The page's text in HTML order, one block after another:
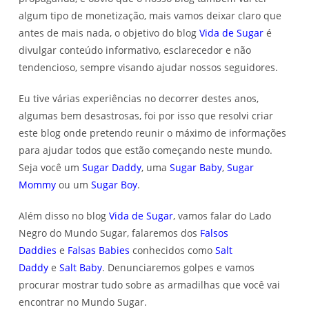
algum tipo de monetização, mais vamos deixar claro que
antes de mais nada, o objetivo do blogVida de Sugar é
divulgar conteúdo informativo, esclarecedor e não
tendencioso, sempre visando ajudar nossos seguidores.
Eu tive várias experiências no decorrer destes anos,
algumas bem desastrosas, foi por isso que resolvi criar
este blog onde pretendo reunir o máximo de informações
para ajudar todos que estão começando neste mundo.
Seja você umSugar Daddy, umaSugar Baby,Sugar
Mommy ou umSugar Boy.
Além disso no blogVida de Sugar, vamos falar do Lado
Negro do Mundo Sugar, falaremos dos Falsos
Daddies e Falsas Babies conhecidos comoSalt
Daddy eSalt Baby. Denunciaremos golpes e vamos
procurar mostrar tudo sobre as armadilhas que você vai
encontrar no Mundo Sugar.